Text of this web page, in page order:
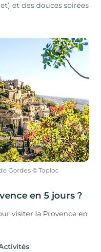
et des douces soirées
Gordes © Toploc
en 5 jours ?
visiter la Provence en